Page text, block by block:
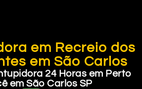
em Recreio dos
em São Carlos
24 Horas em Perto
em São Carlos SP